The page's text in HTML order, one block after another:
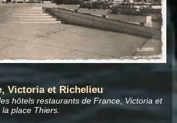
Victoria et Richelieu
hôtels restaurants de France, Victoria et
place Thiers.